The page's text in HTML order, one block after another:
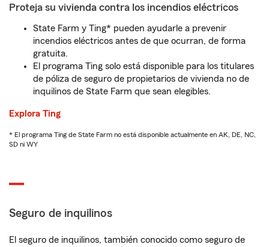
Proteja su vivienda contra los incendios eléctricos
State Farm y Ting* pueden ayudarle a prevenir
incendios eléctricos antes de que ocurran, de forma
gratuita.
El programa Ting solo está disponible para los titulares
de póliza de seguro de propietarios de vivienda no de
inquilinos de State Farm que sean elegibles.
Explora Ting
* El programa Ting de State Farm no está disponible actualmente en AK, DE, NC,
SD ni WY
Seguro de inquilinos
El seguro de inquilinos, también conocido como seguro de